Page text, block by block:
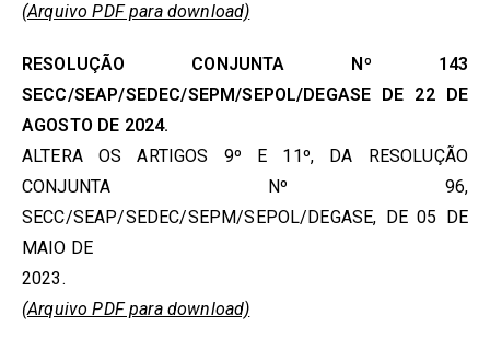
(Arquivo PDF para download)
RESOLUÇÃO CONJUNTA Nº 143
SECC/SEAP/SEDEC/SEPM/SEPOL/DEGASE DE 22 DE
AGOSTO DE 2024.
ALTERA OS ARTIGOS 9º E 11º, DA RESOLUÇÃO
CONJUNTA Nº 96,
SECC/SEAP/SEDEC/SEPM/SEPOL/DEGASE, DE 05 DE
MAIO DE
2023.
(Arquivo PDF para download)